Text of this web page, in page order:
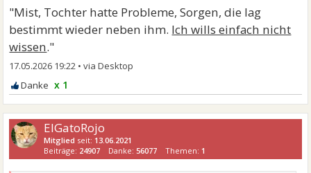
"Mist, Tochter hatte Probleme, Sorgen, die lag
bestimmt wieder neben ihm. Ich wills einfach nicht
wissen."
17.05.2026 19:22 •
x 1
ElGatoRojo
Mitglied seit: 13.06.2021
Beiträge: 24907 Danke: 56077 Themen: 1